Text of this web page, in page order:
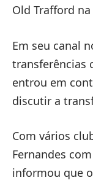
Old Trafford
Em seu canal
transferências
entrou em
discutir a
Com vários
Fernandes
informou que